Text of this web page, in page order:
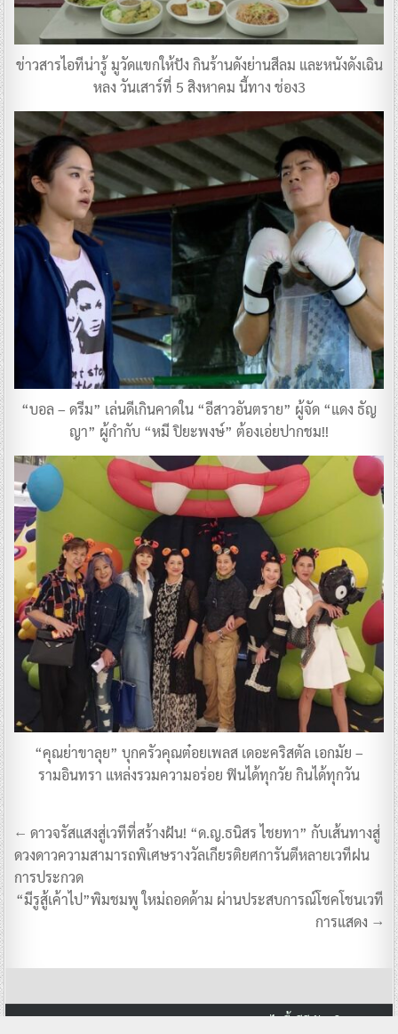
ข่าวสารไอทีน่ารู้ มูวัดแขกให้ปัง กินร้านดังย่านสีลม และหนังดังเฉิน
หลง วันเสาร์ที่ 5 สิงหาคม นี้ทาง ช่อง3
“บอล – ดรีม” เล่นดีเกินคาดใน “อีสาวอันตราย” ผู้จัด “แดง ธัญ
ญา” ผู้กำกับ “หมี ปิยะพงษ์” ต้องเอ่ยปากชม!!
“คุณย่าขาลุย” บุกครัวคุณต๋อยเพลส เดอะคริสตัล เอกมัย –
รามอินทรา แหล่งรวมความอร่อย ฟินได้ทุกวัย กินได้ทุกวัน
แนะแนว
เรื่อง
← ดาวจรัสแสงสู่เวทีที่สร้างฝัน! “ด.ญ.ธนิสร ไชยทา” กับเส้นทางสู่
ดวงดาวความสามารถพิเศษรางวัลเกียรติยศการันตีหลายเวทีฝน
การประกวด
“มีรูสู้เค้าไป”พิมชมพู ใหม่ถอดด้าม ผ่านประสบการณ์โชคโชนเวที
การแสดง →